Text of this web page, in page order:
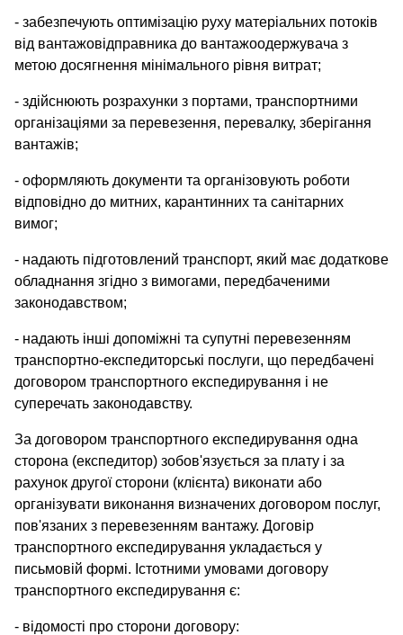
- забезпечують оптимізацію руху матеріальних потоків
від вантажовідправника до вантажоодержувача з
метою досягнення мінімального рівня витрат;
- здійснюють розрахунки з портами, транспортними
організаціями за перевезення, перевалку, зберігання
вантажів;
- оформляють документи та організовують роботи
відповідно до митних, карантинних та санітарних
вимог;
- надають підготовлений транспорт, який має додаткове
обладнання згідно з вимогами, передбаченими
законодавством;
- надають інші допоміжні та супутні перевезенням
транспортно-експедиторські послуги, що передбачені
договором транспортного експедирування і не
суперечать законодавству.
За договором транспортного експедирування одна
сторона (експедитор) зобов'язується за плату і за
рахунок другої сторони (клієнта) виконати або
організувати виконання визначених договором послуг,
пов'язаних з перевезенням вантажу. Договір
транспортного експедирування укладається у
письмовій формі. Істотними умовами договору
транспортного експедирування є:
- відомості про сторони договору: